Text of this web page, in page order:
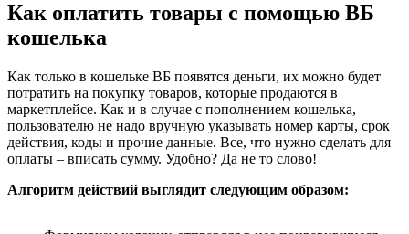
Как оплатить товары с помощью ВБ
кошелька
Как только в кошельке ВБ появятся деньги, их можно будет
потратить на покупку товаров, которые продаются в
маркетплейсе. Как и в случае с пополнением кошелька,
пользователю не надо вручную указывать номер карты, срок
действия, коды и прочие данные. Все, что нужно сделать для
оплаты – вписать сумму. Удобно? Да не то слово!
Алгоритм действий выглядит следующим образом: